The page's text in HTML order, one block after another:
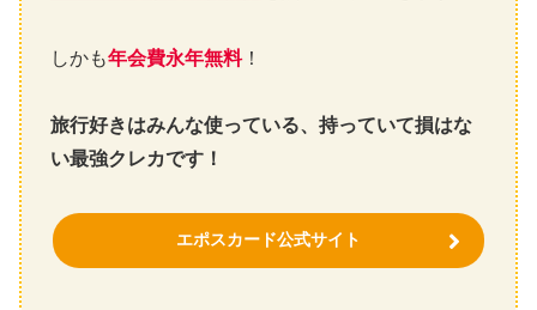
しかも年会費永年無料！
旅行好きはみんな使っている、持っていて損はな
い最強クレカです！
エポスカード公式サイト